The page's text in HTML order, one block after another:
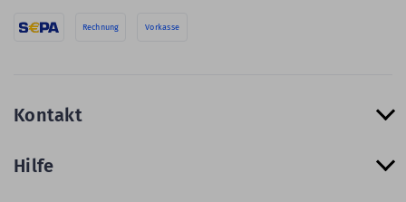
Rechnung Vorkasse
Kontakt
Hilfe